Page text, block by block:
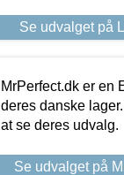
Se udvalget på
MrPerfect.dk er en
deres danske
at se deres udvalg.
Se udvalget på